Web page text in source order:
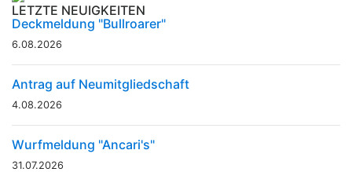
LETZTE NEUIGKEITEN
Deckmeldung "Bullroarer"
6.08.2026
Antrag auf Neumitgliedschaft
4.08.2026
Wurfmeldung "Ancari's"
31.07.2026